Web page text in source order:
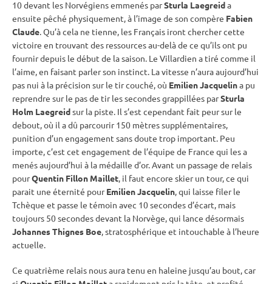
10 devant les Norvégiens emmenés parSturla Laegreida
ensuite pêché physiquement, à l’image de son compère Fabien
Claude. Qu’à cela ne tienne, les Français iront chercher cette
victoire en trouvant des ressources au-delà de ce qu’ils ont pu
fournir depuis le début de la saison. Le Villardien a tiré comme il
l’aime, en faisant parler son instinct. La vitesse n’aura aujourd’hui
pas nui à la précision sur le tircouché, où Emilien Jacquelina pu
reprendre sur le pas de tirles secondes grappillées parSturla
Holm Laegreidsur la piste. Il s’est cependant fait peur sur le
debout, où il a dû parcourir 150 mètres supplémentaires,
punition d’un engagement sans doute trop important. Peu
importe, c’est cet engagement de l’équipe de France qui les a
menés aujourd’hui à la médaille d’or. Avant un passage de relais
pourQuentin Fillon Maillet, il faut encore skier un tour, ce qui
parait une éternité pourEmilien Jacquelin, qui laisse filer le
Tchèque et passe le témoin avec 10 secondes d’écart, mais
toujours 50 secondes devant la Norvège, qui lance désormais
Johannes Thignes Boe, stratosphérique et intouchable à l’heure
actuelle.
Ce quatrième relais nous aura tenu en haleine jusqu’au bout, car